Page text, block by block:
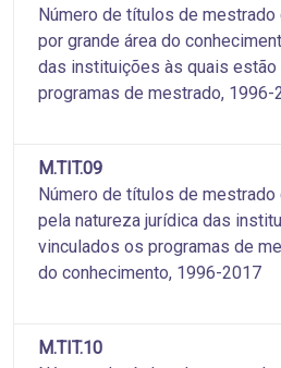
Número de títulos de
por grande área do
das instituições às quais estão
programas de mestrado, 1996-
M.TIT.09
Número de títulos de
pela natureza jurídica das
vinculados os programas de
do conhecimento, 1996-2017
M.TIT.10